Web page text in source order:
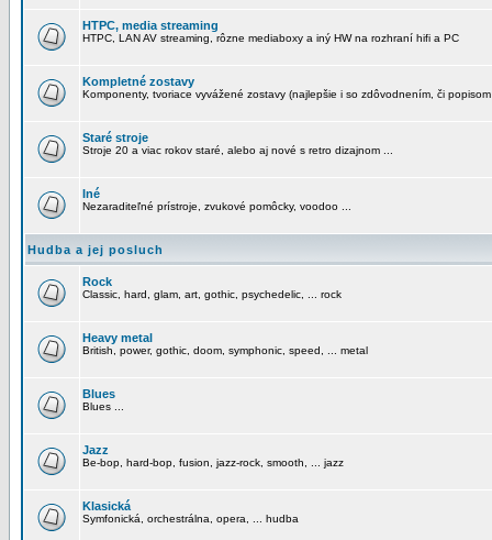
HTPC, media streaming
HTPC, LAN AV streaming, rôzne mediaboxy a iný HW na rozhraní hifi a PC
Kompletné zostavy
Komponenty, tvoriace vyvážené zostavy (najlepšie i so zdôvodnením, či
Staré stroje
Stroje 20 a viac rokov staré, alebo aj nové s retro dizajnom ...
Iné
Nezaraditeľné prístroje, zvukové pomôcky, voodoo ...
Hudba a jej posluch
Rock
Classic, hard, glam, art, gothic, psychedelic, ... rock
Heavy metal
British, power, gothic, doom, symphonic, speed, ... metal
Blues
Blues ...
Jazz
Be-bop, hard-bop, fusion, jazz-rock, smooth, ... jazz
Klasická
Symfonická, orchestrálna, opera, ... hudba